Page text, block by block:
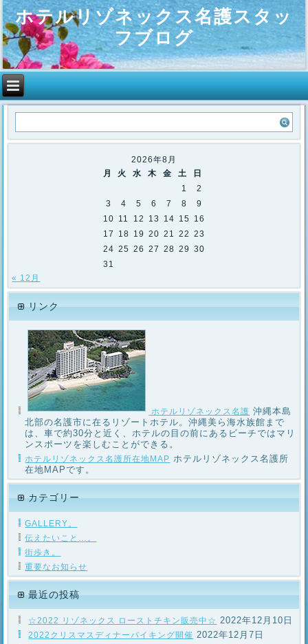
ホテルリゾネックス名護スタッ
フブログ
2026年8月
月
火 水 木 金 土
日
1
2
3
4 5 6 7 8
9
10 11 12 13 14 15
16
17
18 19 20 21 22 23
24 25 26 27 28 29 30
31
« 12月
リンク
ホテルリゾネックス名護 沖縄本島
北部の名護市に在るリゾートホテル。沖縄美ら海水族館まで
は、車で約30分と近く、ホテルの目の前にあるビーチではマリ
ンスポーツを楽しむことができる。
ホテルリゾネックス名護所在地MAP ホテルリゾネックス名護所
在地MAPです。
カテゴリー
GALLERY。
伝えたいこと…。
街歩き。
重要なお知らせ
最近の投稿
☆2022 リゾネックス ローストチキン販売中☆ 2022年12月10日
2022クリスマスディナーバイキング開催 2022年12月7日